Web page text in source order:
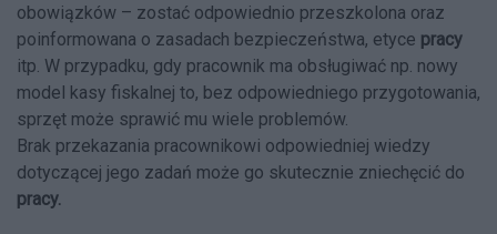
obowiązków – zostać odpowiednio przeszkolona oraz
poinformowana o zasadach bezpieczeństwa, etyce pracy
itp. W przypadku, gdy pracownik ma obsługiwać np. nowy
model kasy fiskalnej to, bez odpowiedniego przygotowania,
sprzęt może sprawić mu wiele problemów.
Brak przekazania pracownikowi odpowiedniej wiedzy
dotyczącej jego zadań może go skutecznie zniechęcić do
pracy.